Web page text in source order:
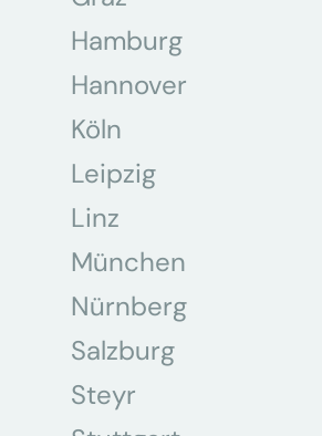
Hamburg
Hannover
Köln
Leipzig
Linz
München
Nürnberg
Salzburg
Steyr